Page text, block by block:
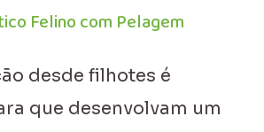
Felino com Pelagem
desde filhotes é
que desenvolvam um